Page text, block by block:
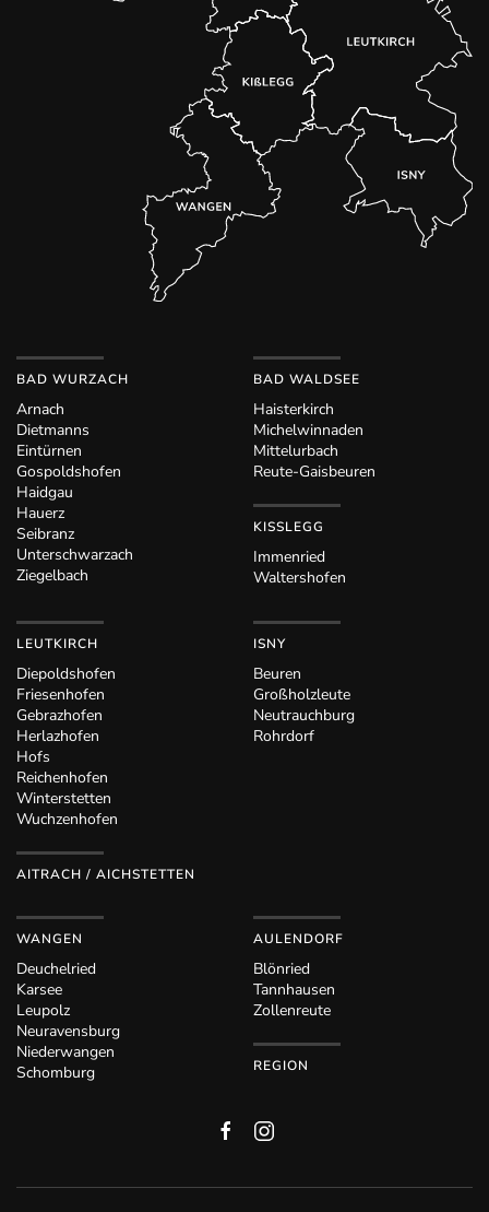
BAD WURZACH
Arnach
Dietmanns
Eintürnen
Gospoldshofen
Haidgau
Hauerz
Seibranz
Unterschwarzach
Ziegelbach
BAD WALDSEE
Haisterkirch
Michelwinnaden
Mittelurbach
Reute-Gaisbeuren
KISSLEGG
Immenried
Waltershofen
LEUTKIRCH
Diepoldshofen
Friesenhofen
Gebrazhofen
Herlazhofen
Hofs
Reichenhofen
Winterstetten
Wuchzenhofen
AITRACH / AICHSTETTEN
ISNY
Beuren
Großholzleute
Neutrauchburg
Rohrdorf
WANGEN
Deuchelried
Karsee
Leupolz
Neuravensburg
Niederwangen
Schomburg
AULENDORF
Blönried
Tannhausen
Zollenreute
REGION